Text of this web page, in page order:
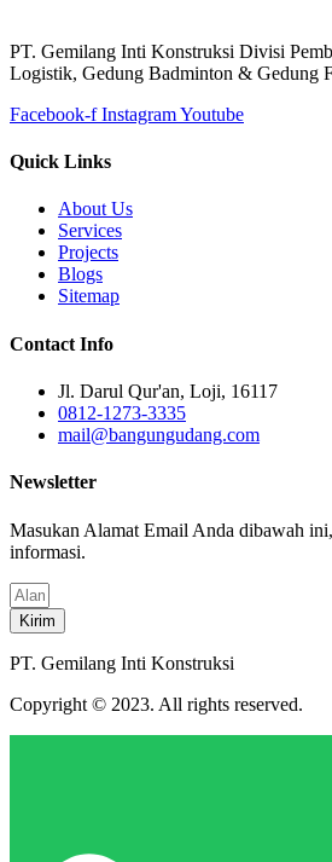
PT. Gemilang Inti Konstruksi Divisi
Logistik, Gedung Badminton & Gedung
Facebook-f InstagramYoutube
Quick Links
About Us
Services
Projects
Blogs
Sitemap
Contact Info
Jl. Darul Qur'an, Loji, 16117
0812-1273-3335
mail@bangungudang.com
Newsletter
Masukan Alamat Email Anda dibawah
informasi.
Kirim
PT. Gemilang Inti Konstruksi
Copyright © 2023. All rights reserved.